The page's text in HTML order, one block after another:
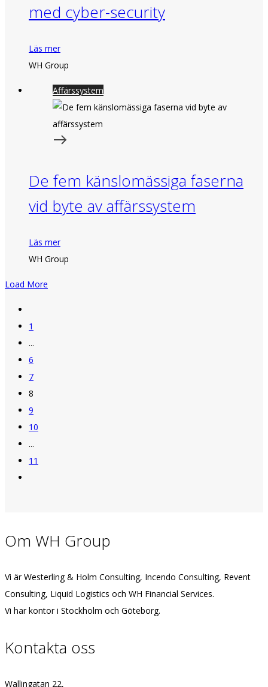
med cyber-security
Läs mer
WH Group
Affärssystem
De fem känslomässiga faserna
vid byte av affärssystem
Läs mer
WH Group
Load More
1
...
6
7
8
9
10
...
11
Om WH Group
Vi är Westerling & Holm Consulting, Incendo Consulting, Revent
Consulting, Liquid Logistics och WH Financial Services.
Vi har kontor i Stockholm och Göteborg.
Kontakta oss
Wallingatan 22,